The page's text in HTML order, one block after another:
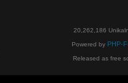
20,262,186
Powered by PHP-
Released as free